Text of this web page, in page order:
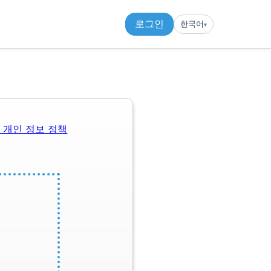
로그인 한국어▾︎
개인 정보 정책